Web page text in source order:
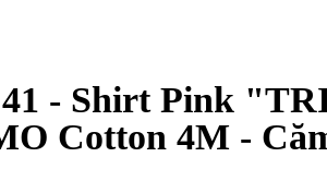
Cotton 4M -